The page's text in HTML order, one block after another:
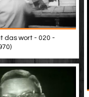
das wort - 020 -